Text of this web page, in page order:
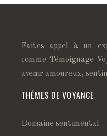
Faites appel à un
comme Témoignage
avenir amoureux,
THÈMES DE VOYANCE
Domaine sentimental